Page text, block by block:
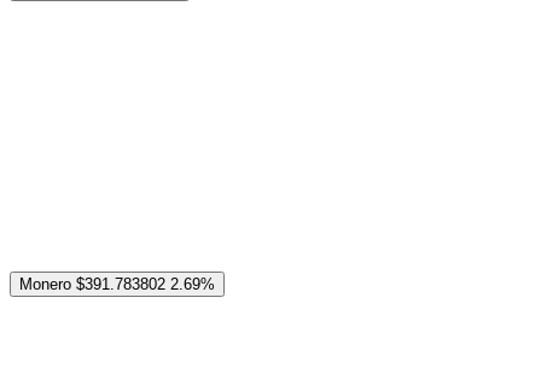
Monero $391.783802 2.69%